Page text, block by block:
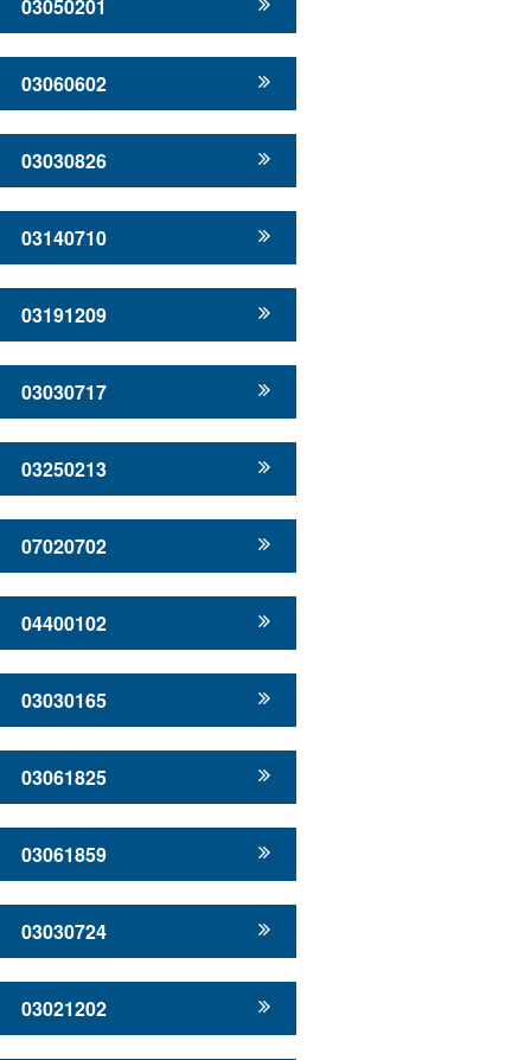
03050201
03060602
03030826
03140710
03191209
03030717
03250213
07020702
04400102
03030165
03061825
03061859
03030724
03021202